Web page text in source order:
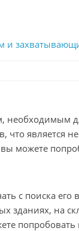
и
необходимым
что является
можете
с поиска
зданиях, на
попробовать